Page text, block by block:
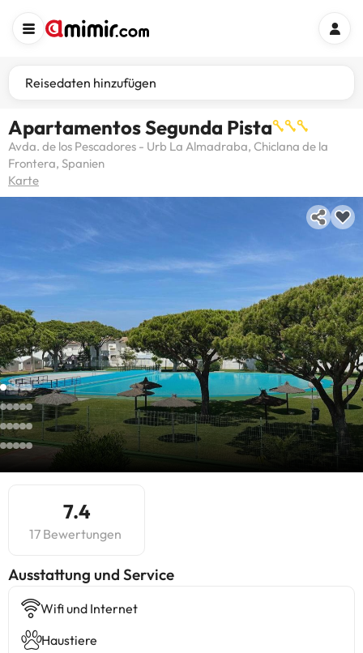
Reisedaten hinzufügen
Apartamentos Segunda Pista
Avda. de los Pescadores - Urb La Almadraba, Chiclana de la
Frontera, Spanien
Karte
7.4
17 Bewertungen
​Ausstattung und Service
Wifi und Internet
Haustiere